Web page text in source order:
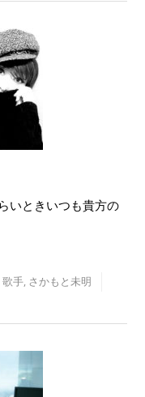
いときいつも貴方の
歌手, さかもと未明